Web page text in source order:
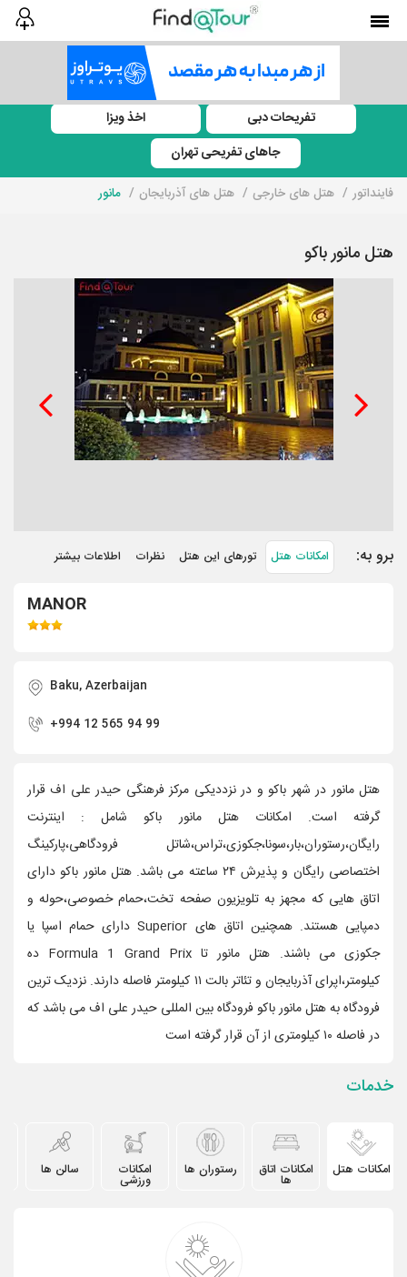
تفریحات دبی
اخذ ویزا
جاهای تفریحی تهران
فاینداتور هتل های خارجی هتل های آذربایجان مانور
هتل مانور باکو
برو به: امکانات هتل تورهای این هتل نظرات اطلاعات بیشتر
MANOR
Baku, Azerbaijan
+994 12 565 94 99
هتل مانور در شهر باکو و در نزددیکی مرکز فرهنگی حیدر علی اف قرار
گرفته است. امکانات هتل مانور باکو شامل : اینترنت
رایگان،رستوران،بار،سونا،جکوزی،تراس،شاتل فرودگاهی،پارکینگ
اختصاصی رایگان و پذیرش ۲۴ ساعته می باشد. هتل مانور باکو دارای
اتاق هایی که مجهز به تلویزیون صفحه تخت،حمام خصوصی،حوله و
دمپایی هستند. همچنین اتاق های Superior دارای حمام اسپا یا
جکوزی می باشند. هتل مانور تا Formula 1 Grand Prix ده
کیلومتر،اپرای آذربایجان و تئاتر بالت ۱۱ کیلومتر فاصله دارند. نزدیک ترین
فرودگاه به هتل مانور باکو فرودگاه بین المللی حیدر علی اف می باشد که
در فاصله ۱۰ کیلومتری از آن قرار گرفته است
خدمات
امکانات هتل امکانات اتاق
ها
رستوران ها امکانات
ورزشی
سالن ها